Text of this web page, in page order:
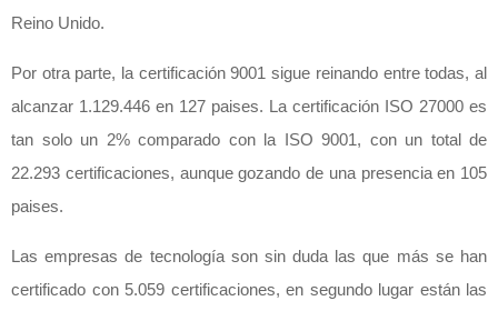
Reino Unido.
Por otra parte, la certificación 9001 sigue reinando entre todas, al
alcanzar 1.129.446 en 127 paises. La certificación ISO 27000 es
tan solo un 2% comparado con la ISO 9001, con un total de
22.293 certificaciones, aunque gozando de una presencia en 105
paises.
Las empresas de tecnología son sin duda las que más se han
certificado con 5.059 certificaciones, en segundo lugar están las